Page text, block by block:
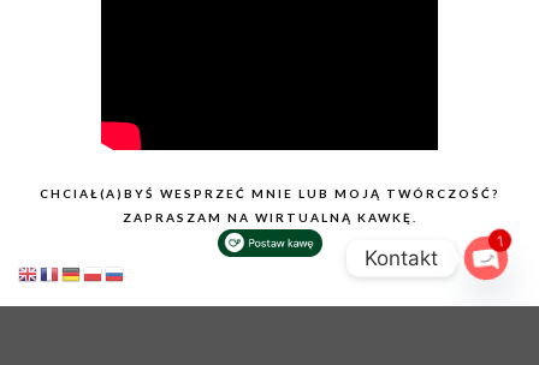
CHCIAŁ(A)BYŚ WESPRZEĆ MNIE LUB MOJĄ TWÓRCZOŚĆ?
ZAPRASZAM NA WIRTUALNĄ KAWKĘ.
Kontakt
Open
chaty
1